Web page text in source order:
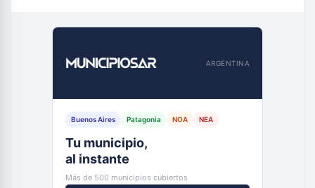
ARGENTINA
Buenos Aires Patagonia NOA NEA
Tu municipio,
al instante
Más de 500 municipios cubiertos